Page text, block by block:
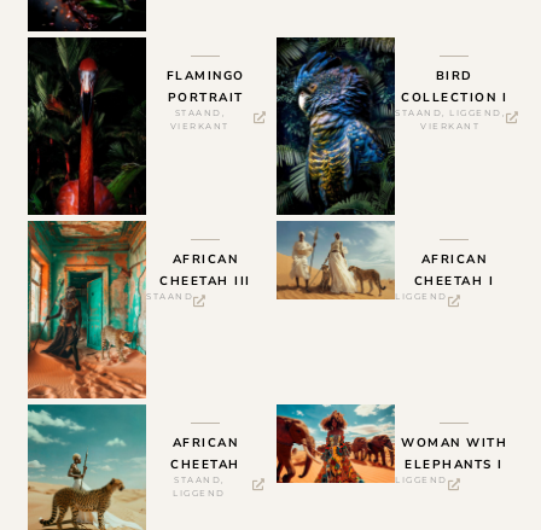
FLAMINGO
PORTRAIT
STAAND ,
VIERKANT
BIRD
COLLECTION I
STAAND, LIGGEND ,
VIERKANT
AFRICAN
CHEETAH III
STAAND
AFRICAN
CHEETAH I
LIGGEND
AFRICAN
CHEETAH
STAAND,
LIGGEND
WOMAN WITH
ELEPHANTS I
LIGGEND